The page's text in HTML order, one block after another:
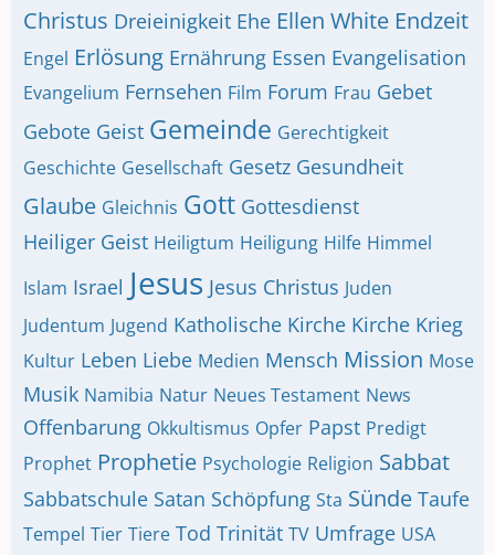
Christus Dreieinigkeit Ehe Ellen White Endzeit
Engel Erlösung Ernährung Essen Evangelisation
Evangelium Fernsehen Film Forum Frau Gebet
Gebote Geist Gemeinde Gerechtigkeit
Geschichte Gesellschaft Gesetz Gesundheit
Glaube Gleichnis Gott Gottesdienst
Heiliger Geist Heiligtum Heiligung Hilfe Himmel
Islam Israel Jesus Jesus Christus Juden
Judentum Jugend Katholische Kirche Kirche Krieg
Kultur Leben Liebe Medien Mensch Mission Mose
Musik Namibia Natur Neues Testament News
Offenbarung Okkultismus Opfer Papst Predigt
Prophet Prophetie Psychologie Religion Sabbat
Sabbatschule Satan Schöpfung Sta Sünde Taufe
Tempel Tier Tiere Tod Trinität TV Umfrage USA